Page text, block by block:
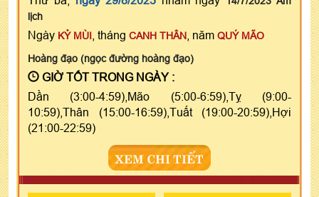
lịch
Ngày KỶ MÙI , tháng CANH THÂN , năm QUÝ MÃO
Hoàng đạo (ngọc đường hoàng đạo)
GIỜ TỐT TRONG NGÀY :
Dần (3:00-4:59),Mão (5:00-6:59),Tỵ (9:00-
10:59),Thân (15:00-16:59),Tuất (19:00-20:59),Hợi
(21:00-22:59)
XEM CHI TIẾT